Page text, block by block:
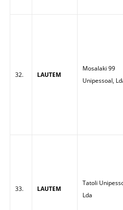
32. LAUTEM
Mosalaki 99
Unipessoal,
33. LAUTEM
Tatoli
Lda